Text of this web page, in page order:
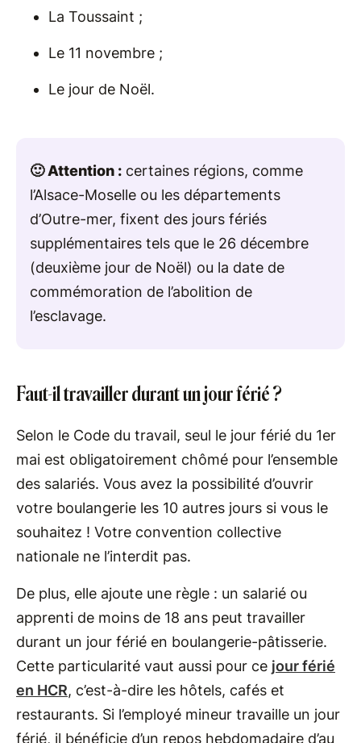
La Toussaint ;
Le 11 novembre ;
Le jour de Noël.
🙂 Attention : certaines régions, comme
l’Alsace-Moselle ou les départements
d’Outre-mer, fixent des jours fériés
supplémentaires tels que le 26 décembre
(deuxième jour de Noë​l) ou la date de
commémoration de l’abolition de
l’esclavage.
Faut-il travailler durant un jour férié ?
Selon le Code du travail, seul le jour férié du 1er
mai est obligatoirement chômé pour l’ensemble
des salariés. Vous avez la possibilité d’ouvrir
votre boulangerie les 10 autres jours si vous le
souhaitez ! Votre convention collective
nationale ne l’interdit pas.
De plus, elle ajoute une règle : un salarié ou
apprenti de moins de 18 ans peut travailler
durant un jour férié en boulangerie-pâtisserie.
Cette particularité vaut aussi pour ce jour férié
en HCR, c’est-à-dire les hôtels, cafés et
restaurants. Si l’employé mineur travaille un jour
férié, il bénéficie d’un repos hebdomadaire d’au